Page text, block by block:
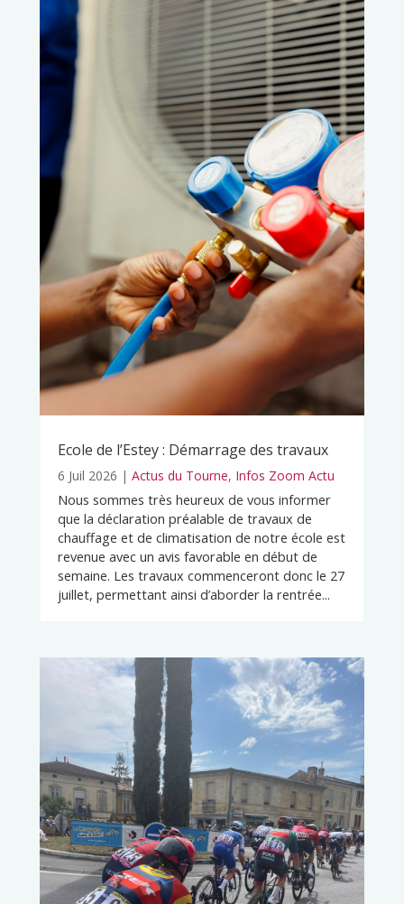
Ecole de l’Estey : Démarrage des travaux
6 Juil 2026 | Actus du Tourne, Infos Zoom Actu
Nous sommes très heureux de vous informer
que la déclaration préalable de travaux de
chauffage et de climatisation de notre école est
revenue avec un avis favorable en début de
semaine. Les travaux commenceront donc le 27
juillet, permettant ainsi d’aborder la rentrée...